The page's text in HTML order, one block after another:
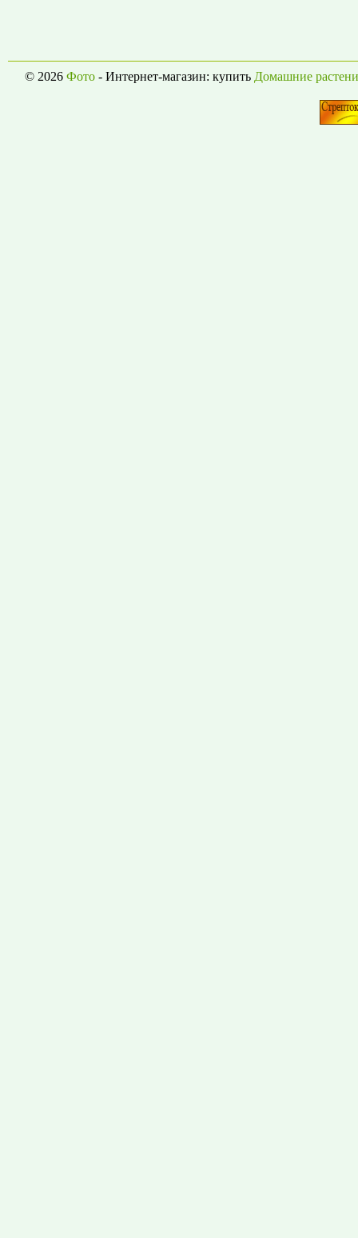
© 2026 Фото - Интернет-магазин: купить Домашние